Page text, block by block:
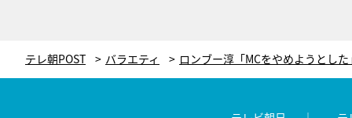
テレ朝POST バラエティ